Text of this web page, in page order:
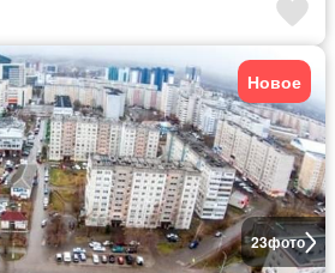
23фото
Новое